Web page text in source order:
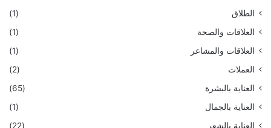
الطلاق
(1)
العلاقات والصحة
(1)
العلاقات والمشاعر
(1)
العملات
(2)
العناية بالبشرة
(65)
العناية بالجمال
(1)
العناية بالشعر
(22)